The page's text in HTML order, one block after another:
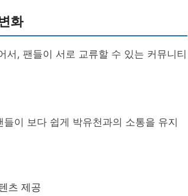
화
서, 팬들이 서로 교류할 수 있는 커뮤니티
이 보다 쉽게 박유천과의 소통을 유지
츠 제공